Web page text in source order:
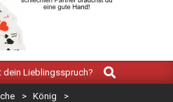
dein Lieblingsspruch?
Search
> König >